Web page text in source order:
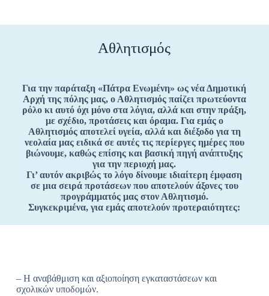
Αθλητισμός
Για την παράταξη «Πάτρα Ενωμένη» ως νέα Δημοτική
Αρχή της πόλης μας, ο Αθλητισμός παίζει πρωτεύοντα
ρόλο κι αυτό όχι μόνο στα λόγια, αλλά και στην πράξη,
με σχέδιο, προτάσεις και όραμα. Για εμάς ο
Αθλητισμός αποτελεί υγεία, αλλά και διέξοδο για τη
νεολαία μας ειδικά σε αυτές τις περίεργες ημέρες που
βιώνουμε, καθώς επίσης και βασική πηγή ανάπτυξης
για την περιοχή μας.
Γι’ αυτόν ακριβώς το λόγο δίνουμε ιδιαίτερη έμφαση
σε μια σειρά προτάσεων που αποτελούν άξονες του
προγράμματός μας στον Αθλητισμό.
Συγκεκριμένα, για εμάς αποτελούν προτεραιότητες:
– Η αναβάθμιση και αξιοποίηση εγκαταστάσεων και
σχολικών υποδομών.